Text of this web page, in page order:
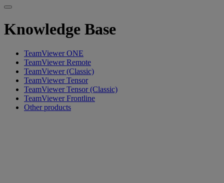
Knowledge Base
TeamViewer ONE
TeamViewer Remote
TeamViewer (Classic)
TeamViewer Tensor
TeamViewer Tensor (Classic)
TeamViewer Frontline
Other products